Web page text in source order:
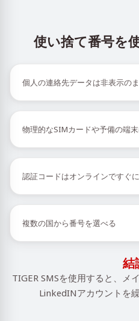
使い捨て番号を
個人の連絡先データは非表示の
物理的なSIMカードや予備の端
認証コードはオンラインですぐに
複数の国から番号を選べる
結
TIGER SMSを使用すると、メ
LinkedINアカウントを